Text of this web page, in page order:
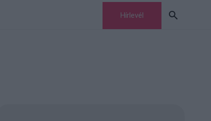
Hírlevél